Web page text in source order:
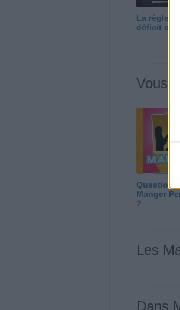
La règle
déficit
Vous
Question/
Manger
?
Les
Dans